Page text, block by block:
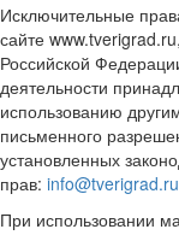
Исключительные
сайте
Российской
деятельности
использованию
письменного
установленных
прав: info@tverigrad.ru
При использовании